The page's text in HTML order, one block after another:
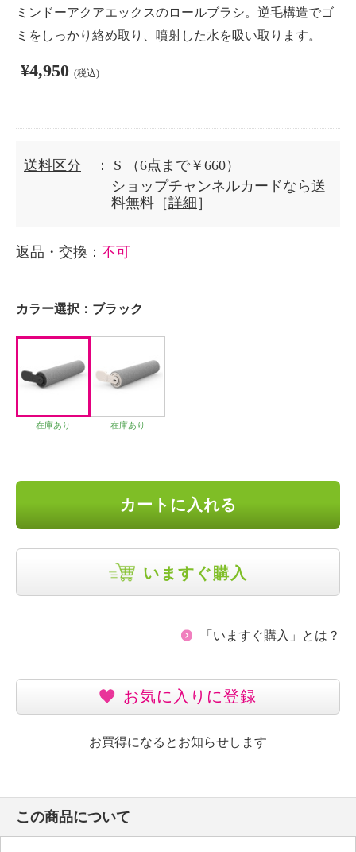
ミンドーアクアエックスのロールブラシ。逆毛構造でゴ
ミをしっかり絡め取り、噴射した水を吸い取ります。
¥4,950 (税込)
送料区分 ： S
（6点まで￥660）
ショップチャンネルカードなら送
料無料［詳細 ］
返品・交換 ： 不可
カラー選択： ブラック
在庫あり 在庫あり
カートに入れる
いますぐ購入
「いますぐ購入」とは？
お気に入りに登録
お買得になるとお知らせします
この商品について